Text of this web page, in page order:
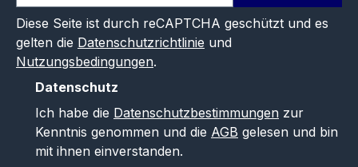
Diese Seite ist durch reCAPTCHA geschützt und es
gelten die Datenschutzrichtlinie und
Nutzungsbedingungen.
Datenschutz
Ich habe die Datenschutzbestimmungen zur
Kenntnis genommen und die AGB gelesen und bin
mit ihnen einverstanden.